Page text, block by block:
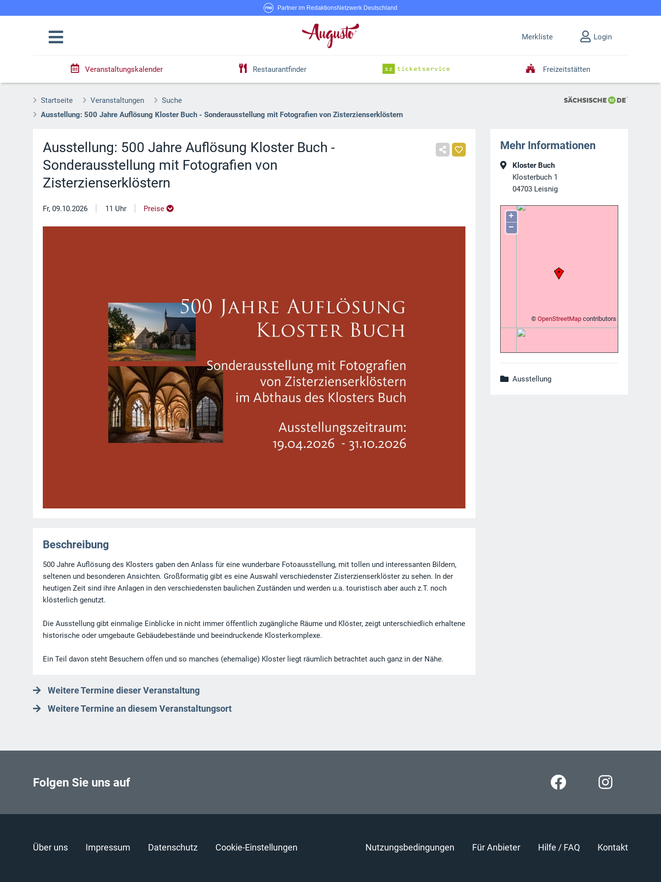
Partner im RedaktionsNetzwerk Deutschland
Merkliste Login
Veranstaltungskalender Restaurantfinder Freizeitstätten
Startseite Veranstaltungen
Suche
Ausstellung: 500 Jahre Auflösung Kloster Buch - Sonderausstellung mit Fotografien von Zisterzienserklöstern
Ausstellung: 500 Jahre Auflösung Kloster Buch -
Sonderausstellung mit Fotografien von
Zisterzienserklöstern
Fr, 09.10.2026 | 11 Uhr | Preise
Beschreibung
500 Jahre Auflösung des Klosters gaben den Anlass für eine wunderbare Fotoausstellung, mit tollen und interessanten Bildern,
seltenen und besonderen Ansichten. Großformatig gibt es eine Auswahl verschiedenster Zisterzienserklöster zu sehen. In der
heutigen Zeit sind ihre Anlagen in den verschiedensten baulichen Zuständen und werden u.a. touristisch aber auch z.T. noch
klösterlich genutzt.
Die Ausstellung gibt einmalige Einblicke in nicht immer öffentlich zugängliche Räume und Klöster, zeigt unterschiedlich erhaltene
historische oder umgebaute Gebäudebestände und beeindruckende Klosterkomplexe.
Ein Teil davon steht Besuchern offen und so manches (ehemalige) Kloster liegt räumlich betrachtet auch ganz in der Nähe.
Weitere Termine dieser Veranstaltung
Weitere Termine an diesem Veranstaltungsort
Mehr Informationen
Kloster Buch
Klosterbuch 1
04703 Leisnig
+
−
© OpenStreetMapcontributors
Ausstellung
Folgen Sie uns auf
Über uns Impressum Datenschutz Cookie-Einstellungen Nutzungsbedingungen Für Anbieter Hilfe / FAQ Kontakt